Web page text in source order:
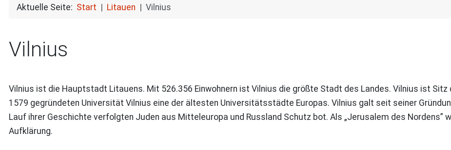
Aktuelle Seite: Start Litauen Vilnius
Vilnius
Vilnius ist die Hauptstadt Litauens. Mit 526.356 Einwohnern ist Vilnius die größte Stadt des Landes. Vilnius ist
1579 gegründeten Universität Vilnius eine der ältesten Universitätsstädte Europas. Vilnius galt seit seiner
Lauf ihrer Geschichte verfolgten Juden aus Mitteleuropa und Russland Schutz bot. Als „Jerusalem des Nordens”
Aufklärung.